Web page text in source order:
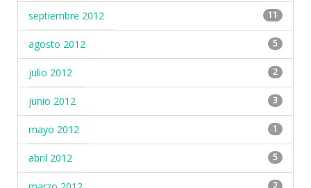
septiembre 2012 11
agosto 2012 5
julio 2012 2
junio 2012 3
mayo 2012 1
abril 2012 5
2